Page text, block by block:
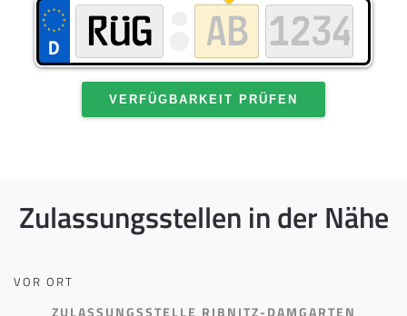
VERFÜGBARKEIT PRÜFEN
Zulassungsstellen in der Nähe
VOR ORT
ZULASSUNGSSTELLE RIBNITZ-DAMGARTEN